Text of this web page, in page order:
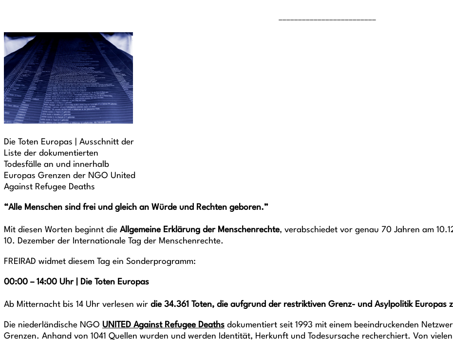
Die Toten Europas | Ausschnitt der
Liste der dokumentierten
Todesfälle an und innerhalb
Europas Grenzen der NGO United
Against Refugee Deaths
“Alle Menschen sind frei und gleich an Würde und Rechten geboren.”
Mit diesen Worten beginnt die Allgemeine Erklärung der Menschenrechte, verabschiedet vor genau 70 Jahren am
10. Dezember der Internationale Tag der Menschenrechte.
FREIRAD widmet diesem Tag ein Sonderprogramm:
00:00 – 14:00 Uhr | Die Toten Europas
Ab Mitternacht bis 14 Uhr verlesen wir die 34.361 Toten, die aufgrund der restriktiven Grenz- und Asylpolitik Europas
Die niederländische NGO UNITED Against Refugee Deaths dokumentiert seit 1993 mit einem beeindruckenden
Grenzen. Anhand von 1041 Quellen wurden und werden Identität, Herkunft und Todesursache recherchiert. Von